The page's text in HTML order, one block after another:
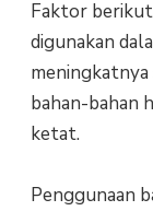
Faktor
digunakan
bahan-bahan
ketat.
Penggunaan